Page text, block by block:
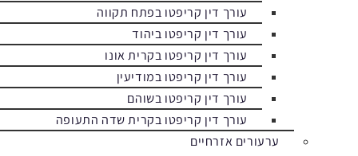
עורך דין קריפטו בפתח תקווה
עורך דין קריפטו ביהוד
עורך דין קריפטו בקרית אונו
עורך דין קריפטו במודיעין
עורך דין קריפטו בשוהם
עורך דין קריפטו בקרית שדה התעופה
ערעורים אזרחיים